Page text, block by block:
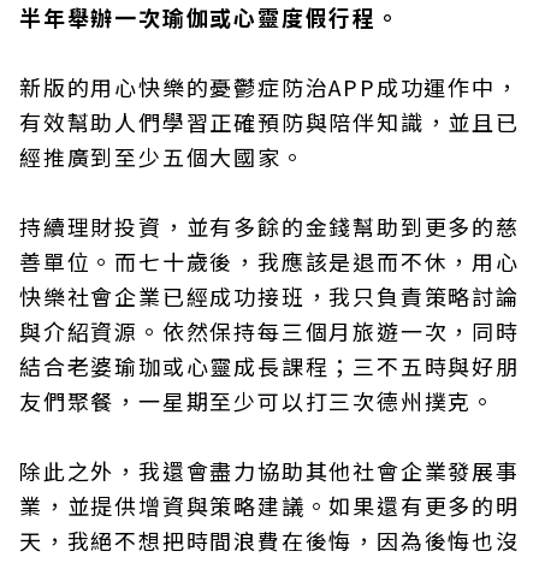
半年舉辦一次瑜伽或心靈度假行程。
新版的用心快樂的憂鬱症防治APP成功運作中，
有效幫助人們學習正確預防與陪伴知識，並且已
經推廣到至少五個大國家。
持續理財投資，並有多餘的金錢幫助到更多的慈
善單位。而七十歲後，我應該是退而不休，用心
快樂社會企業已經成功接班，我只負責策略討論
與介紹資源。依然保持每三個月旅遊一次，同時
結合老婆瑜珈或心靈成長課程；三不五時與好朋
友們聚餐，一星期至少可以打三次德州撲克。
除此之外，我還會盡力協助其他社會企業發展事
業，並提供增資與策略建議。如果還有更多的明
天，我絕不想把時間浪費在後悔，因為後悔也沒